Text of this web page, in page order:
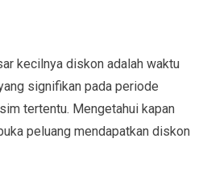
kecilnya diskon adalah waktu
signifikan pada periode
tertentu. Mengetahui kapan
peluang mendapatkan diskon